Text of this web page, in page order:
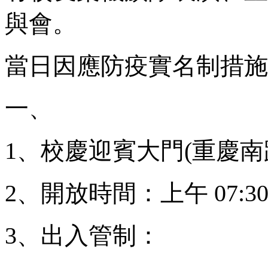
與會。
當日因應防疫實名制措施
一、
1、校慶迎賓大門(重慶
2、開放時間：上午
3、出入管制：